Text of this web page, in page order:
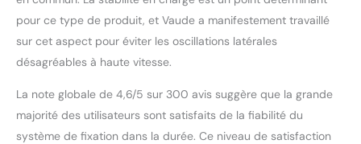
pour ce type de produit, et Vaude a manifestement travaillé
sur cet aspect pour éviter les oscillations latérales
désagréables à haute vitesse.
La note globale de 4,6/5 sur 300 avis suggère que la grande
majorité des utilisateurs sont satisfaits de la fiabilité du
système de fixation dans la durée. Ce niveau de satisfaction